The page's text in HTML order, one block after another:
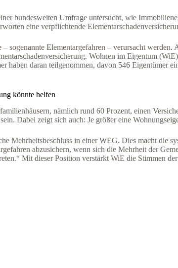
bundesweiten Umfrage untersucht, wie
eine verpflichtende
sogenannte Elementargefahren – verursacht
Wohnen im Eigentum
haben daran teilgenommen, davon 546 Eigentümer
könnte helfen
nämlich rund 60 Prozent, einen
Dabei zeigt sich auch: Je größer eine
Mehrheitsbeschluss in einer WEG. Dies macht die
abzusichern, wenn sich die Mehrheit der
Mit dieser Position verstärkt WiE die Stimmen